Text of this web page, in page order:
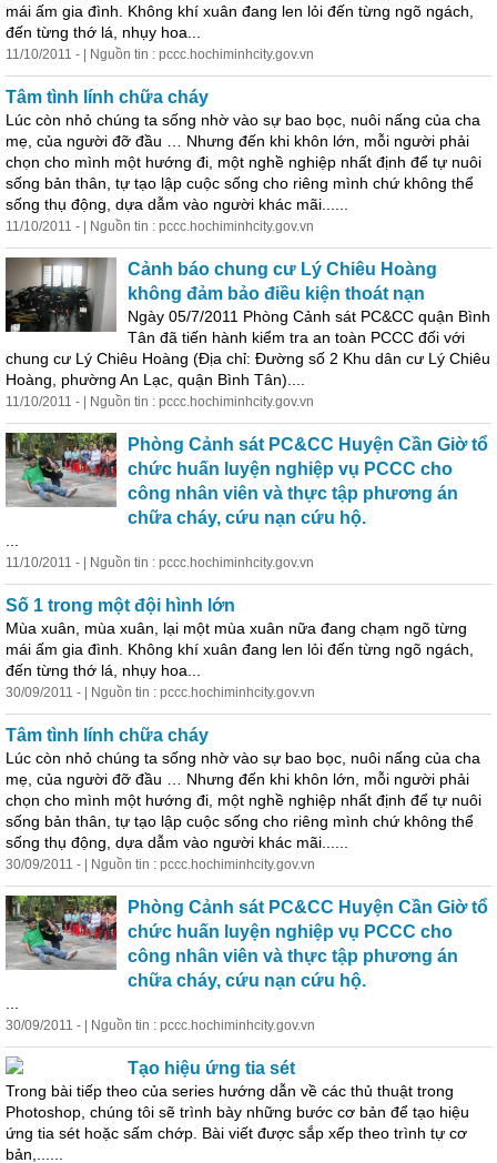
mái ấm gia đình. Không khí xuân đang len lỏi đến từng ngõ ngách,
đến từng thớ lá, nhụy hoa...
11/10/2011 - | Nguồn tin : pccc.hochiminhcity.gov.vn
Tâm tình lính chữa cháy
Lúc còn nhỏ chúng ta sống nhờ vào sự bao bọc, nuôi nấng của cha
mẹ, của người đỡ đầu … Nhưng đến khi khôn lớn, mỗi người phải
chọn cho mình một hướng đi, một nghề nghiệp nhất định để tự nuôi
sống bản thân, tự tạo lập cuộc sống cho riêng mình chứ không thể
sống thụ động, dựa dẫm vào người khác mãi......
11/10/2011 - | Nguồn tin : pccc.hochiminhcity.gov.vn
Cảnh báo chung cư Lý Chiêu Hoàng
không đảm bảo điều kiện thoát nạn
Ngày 05/7/2011 Phòng Cảnh sát PC&CC quận Bình
Tân đã tiến hành kiểm tra an toàn PCCC đối với
chung cư Lý Chiêu Hoàng (Địa chỉ: Đường số 2 Khu dân cư Lý Chiêu
Hoàng, phường An Lạc, quận Bình Tân)....
11/10/2011 - | Nguồn tin : pccc.hochiminhcity.gov.vn
Phòng Cảnh sát PC&CC Huyện Cần Giờ tổ
chức huấn luyện nghiệp vụ PCCC cho
công nhân viên và thực tập phương án
chữa cháy, cứu nạn cứu hộ.
11/10/2011 - | Nguồn tin : pccc.hochiminhcity.gov.vn
Số 1 trong một đội hình lớn
Mùa xuân, mùa xuân, lại một mùa xuân nữa đang chạm ngõ từng
mái ấm gia đình. Không khí xuân đang len lỏi đến từng ngõ ngách,
đến từng thớ lá, nhụy hoa...
30/09/2011 - | Nguồn tin : pccc.hochiminhcity.gov.vn
Tâm tình lính chữa cháy
Lúc còn nhỏ chúng ta sống nhờ vào sự bao bọc, nuôi nấng của cha
mẹ, của người đỡ đầu … Nhưng đến khi khôn lớn, mỗi người phải
chọn cho mình một hướng đi, một nghề nghiệp nhất định để tự nuôi
sống bản thân, tự tạo lập cuộc sống cho riêng mình chứ không thể
sống thụ động, dựa dẫm vào người khác mãi......
30/09/2011 - | Nguồn tin : pccc.hochiminhcity.gov.vn
Phòng Cảnh sát PC&CC Huyện Cần Giờ tổ
chức huấn luyện nghiệp vụ PCCC cho
công nhân viên và thực tập phương án
chữa cháy, cứu nạn cứu hộ.
30/09/2011 - | Nguồn tin : pccc.hochiminhcity.gov.vn
Tạo hiệu ứng tia sét
Trong bài tiếp theo của series hướng dẫn về các thủ thuật trong
Photoshop, chúng tôi sẽ trình bày những bước cơ bản để tạo hiệu
ứng tia sét hoặc sấm chớp. Bài viết được sắp xếp theo trình tự cơ
bản,......